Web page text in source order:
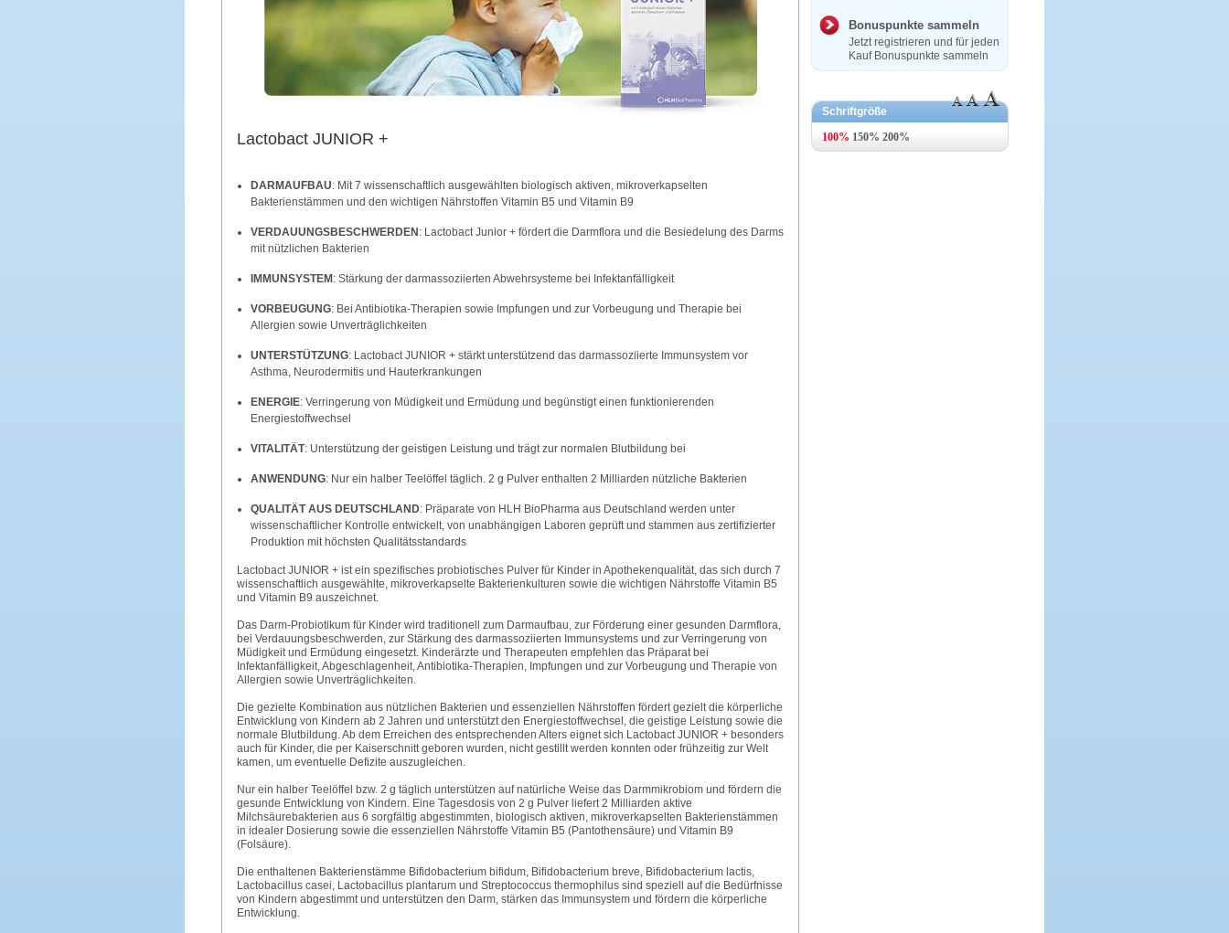
Lactobact JUNIOR +
DARMAUFBAU: Mit 7 wissenschaftlich ausgewählten biologisch aktiven, mikroverkapselten
Bakterienstämmen und den wichtigen Nährstoffen Vitamin B5 und Vitamin B9
VERDAUUNGSBESCHWERDEN : Lactobact Junior + fördert die Darmflora und die Besiedelung des Darms
mit nützlichen Bakterien
IMMUNSYSTEM : Stärkung der darmassoziierten Abwehrsysteme bei Infektanfälligkeit
VORBEUGUNG: Bei Antibiotika-Therapien sowie Impfungen und zur Vorbeugung und Therapie bei
Allergien sowie Unverträglichkeiten
UNTERSTÜTZUNG: Lactobact JUNIOR + stärkt unterstützend das darmassoziierte Immunsystem vor
Asthma, Neurodermitis und Hauterkrankungen
ENERGIE: Verringerung von Müdigkeit und Ermüdung und begünstigt einen funktionierenden
Energiestoffwechsel
VITALITÄT: Unterstützung der geistigen Leistung und trägt zur normalen Blutbildung bei
ANWENDUNG: Nur ein halber Teelöffel täglich. 2 g Pulver enthalten 2 Milliarden nützliche Bakterien
QUALITÄT AUS DEUTSCHLAND: Präparate von HLH BioPharma aus Deutschland werden unter
wissenschaftlicher Kontrolle entwickelt, von unabhängigen Laboren geprüft und stammen aus zertifizierter
Produktion mit höchsten Qualitätsstandards
Lactobact JUNIOR + ist ein spezifisches probiotisches Pulver für Kinder in Apothekenqualität, das sich durch 7
wissenschaftlich ausgewählte, mikroverkapselte Bakterienkulturen sowie die wichtigen Nährstoffe Vitamin B5
und Vitamin B9 auszeichnet.
Das Darm-Probiotikum für Kinder wird traditionell zum Darmaufbau, zur Förderung einer gesunden Darmflora,
bei Verdauungsbeschwerden, zur Stärkung des darmassoziierten Immunsystems und zur Verringerung von
Müdigkeit und Ermüdung eingesetzt. Kinderärzte und Therapeuten empfehlen das Präparat bei
Infektanfälligkeit, Abgeschlagenheit, Antibiotika-Therapien, Impfungen und zur Vorbeugung und Therapie von
Allergien sowie Unverträglichkeiten.
Die gezielte Kombination aus nützlichen Bakterien und essenziellen Nährstoffen fördert gezielt die körperliche
Entwicklung von Kindern ab 2 Jahren und unterstützt den Energiestoffwechsel, die geistige Leistung sowie die
normale Blutbildung. Ab dem Erreichen des entsprechenden Alters eignet sich Lactobact JUNIOR + besonders
auch für Kinder, die per Kaiserschnitt geboren wurden, nicht gestillt werden konnten oder frühzeitig zur Welt
kamen, um eventuelle Defizite auszugleichen.
Nur ein halber Teelöffel bzw. 2 g täglich unterstützen auf natürliche Weise das Darmmikrobiom und fördern die
gesunde Entwicklung von Kindern. Eine Tagesdosis von 2 g Pulver liefert 2 Milliarden aktive
Milchsäurebakterien aus 6 sorgfältig abgestimmten, biologisch aktiven, mikroverkapselten Bakterienstämmen
in idealer Dosierung sowie die essenziellen Nährstoffe Vitamin B5 (Pantothensäure) und Vitamin B9
(Folsäure).
Die enthaltenen Bakterienstämme Bifidobacterium bifidum, Bifidobacterium breve, Bifidobacterium lactis,
Lactobacillus casei, Lactobacillus plantarum und Streptococcus thermophilus sind speziell auf die Bedürfnisse
von Kindern abgestimmt und unterstützen den Darm, stärken das Immunsystem und fördern die körperliche
Entwicklung.
Bonuspunkte sammeln
Jetzt registrieren und für jeden
Kauf Bonuspunkte sammeln
Schriftgröße